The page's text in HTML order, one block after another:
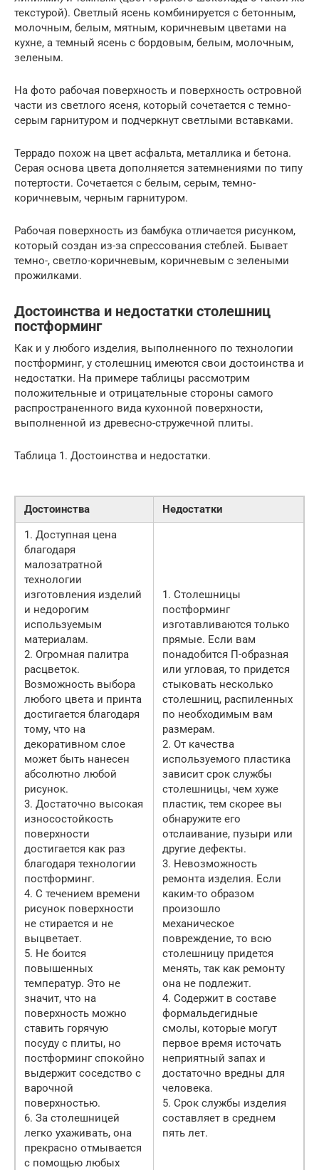
текстурой). Светлый ясень комбинируется с бетонным,
молочным, белым, мятным, коричневым цветами на
кухне, а темный ясень с бордовым, белым, молочным,
зеленым.
На фото рабочая поверхность и поверхность островной
части из светлого ясеня, который сочетается с темно-
серым гарнитуром и подчеркнут светлыми вставками.
Террадо похож на цвет асфальта, металлика и бетона.
Серая основа цвета дополняется затемнениями по типу
потертости. Сочетается с белым, серым, темно-
коричневым, черным гарнитуром.
Рабочая поверхность из бамбука отличается рисунком,
который создан из-за спрессования стеблей. Бывает
темно-, светло-коричневым, коричневым с зелеными
прожилками.
Достоинства и недостатки столешниц
постформинг
Как и у любого изделия, выполненного по технологии
постформинг, у столешниц имеются свои достоинства и
недостатки. На примере таблицы рассмотрим
положительные и отрицательные стороны самого
распространенного вида кухонной поверхности,
выполненной из древесно-стружечной плиты.
Таблица 1. Достоинства и недостатки.
Достоинства
Недостатки
1. Доступная цена
благодаря
малозатратной
технологии
изготовления изделий
и недорогим
используемым
материалам.
2. Огромная палитра
расцветок.
Возможность выбора
любого цвета и принта
достигается благодаря
тому, что на
декоративном слое
может быть нанесен
абсолютно любой
рисунок.
3. Достаточно высокая
износостойкость
поверхности
достигается как раз
благодаря технологии
постформинг.
4. С течением времени
рисунок поверхности
не стирается и не
выцветает.
5. Не боится
повышенных
температур. Это не
значит, что на
поверхность можно
ставить горячую
посуду с плиты, но
постформинг спокойно
выдержит соседство с
варочной
поверхностью.
6. За столешницей
легко ухаживать, она
прекрасно отмывается
с помощью любых
1. Столешницы
постформинг
изготавливаются только
прямые. Если вам
понадобится П-образная
или угловая, то придется
стыковать несколько
столешниц, распиленных
по необходимым вам
размерам.
2. От качества
используемого пластика
зависит срок службы
столешницы, чем хуже
пластик, тем скорее вы
обнаружите его
отслаивание, пузыри или
другие дефекты.
3. Невозможность
ремонта изделия. Если
каким-то образом
произошло
механическое
повреждение, то всю
столешницу придется
менять, так как ремонту
она не подлежит.
4. Содержит в составе
формальдегидные
смолы, которые могут
первое время источать
неприятный запах и
достаточно вредны для
человека.
5. Срок службы изделия
составляет в среднем
пять лет.